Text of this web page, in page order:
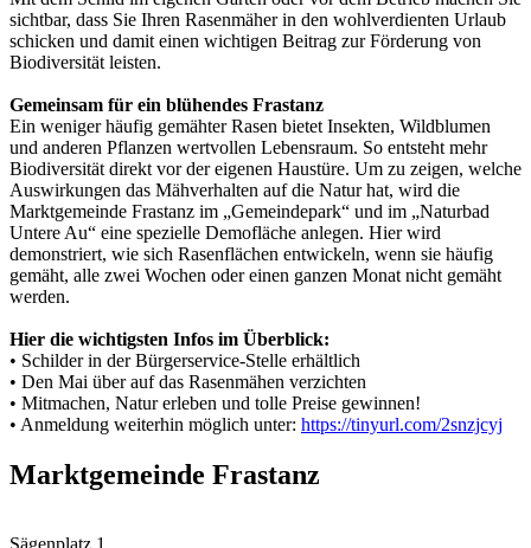
sichtbar, dass Sie Ihren Rasenmäher in den wohlverdienten Urlaub
schicken und damit einen wichtigen Beitrag zur Förderung von
Biodiversität leisten.
Gemeinsam für ein blühendes Frastanz
Ein weniger häufig gemähter Rasen bietet Insekten, Wildblumen
und anderen Pflanzen wertvollen Lebensraum. So entsteht mehr
Biodiversität direkt vor der eigenen Haustüre. Um zu zeigen, welche
Auswirkungen das Mähverhalten auf die Natur hat, wird die
Marktgemeinde Frastanz im „Gemeindepark“ und im „Naturbad
Untere Au“ eine spezielle Demofläche anlegen. Hier wird
demonstriert, wie sich Rasenflächen entwickeln, wenn sie häufig
gemäht, alle zwei Wochen oder einen ganzen Monat nicht gemäht
werden.
Hier die wichtigsten Infos im Überblick:
• Schilder in der Bürgerservice-Stelle erhältlich
• Den Mai über auf das Rasenmähen verzichten
• Mitmachen, Natur erleben und tolle Preise gewinnen!
• Anmeldung weiterhin möglich unter: https://tinyurl.com/2snzjcyj
Marktgemeinde Frastanz
Sägenplatz 1